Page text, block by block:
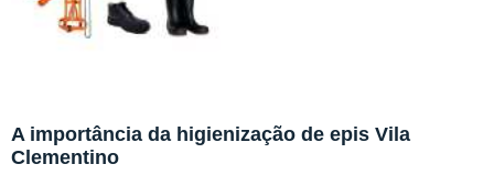
A importância da higienização de epis Vila
Clementino